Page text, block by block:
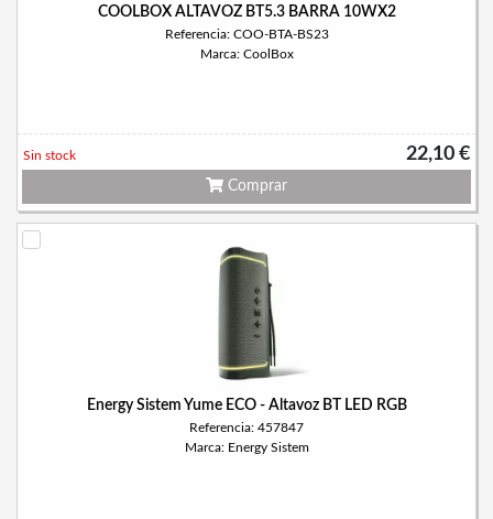
COOLBOX ALTAVOZ BT5.3 BARRA 10WX2
Referencia: COO-BTA-BS23
Marca: CoolBox
22,10 €
Sin stock
Comprar
Energy Sistem Yume ECO - Altavoz BT LED RGB
Referencia: 457847
Marca: Energy Sistem